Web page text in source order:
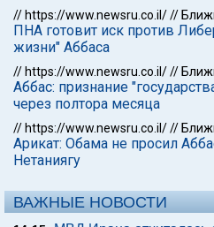
// https://www.newsru.co.il///
ПНА готовит иск против
жизни" Аббаса
// https://www.newsru.co.il///
Аббас: признание
через полтора месяца
// https://www.newsru.co.il///
Арикат: Обама не просил
Нетаниягу
ВАЖНЫЕ НОВОСТИ